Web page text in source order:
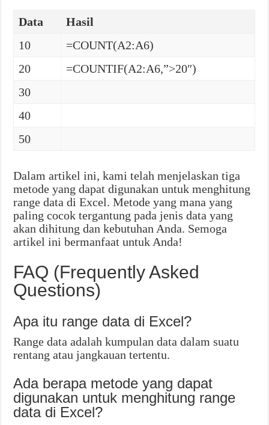
Data
Hasil
10
=COUNT(A2:A6)
20
=COUNTIF(A2:A6,”>20″)
30
40
50
Dalam artikel ini, kami telah menjelaskan tiga
metode yang dapat digunakan untuk menghitung
range data di Excel. Metode yang mana yang
paling cocok tergantung pada jenis data yang
akan dihitung dan kebutuhan Anda. Semoga
artikel ini bermanfaat untuk Anda!
FAQ (Frequently Asked
Questions)
Apa itu range data di Excel?
Range data adalah kumpulan data dalam suatu
rentang atau jangkauan tertentu.
Ada berapa metode yang dapat
digunakan untuk menghitung range
data di Excel?